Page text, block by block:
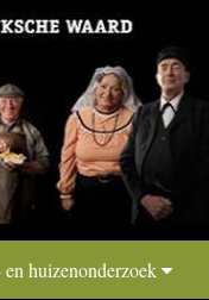
huizenonderzoek